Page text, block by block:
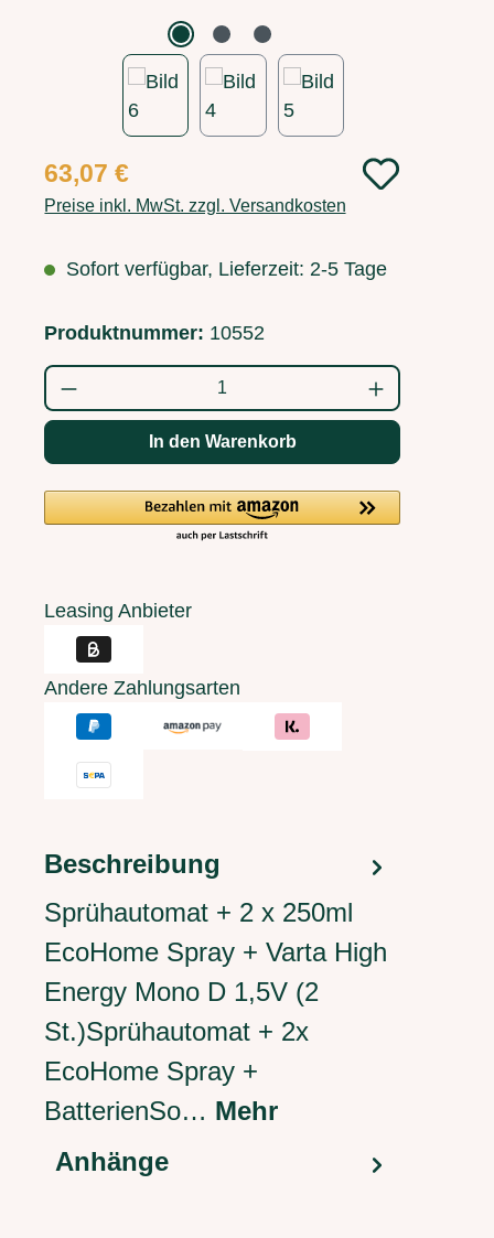
Regulärer Preis:
63,07 €
Preise inkl. MwSt. zzgl. Versandkosten
Sofort verfügbar, Lieferzeit: 2-5 Tage
Produktnummer: 10552
Produkt Anzahl: Gib den gewünschten
In den Warenkorb
Leasing Anbieter
Andere Zahlungsarten
Beschreibung
Sprühautomat + 2 x 250ml
EcoHome Spray + Varta High
Energy Mono D 1,5V (2
St.)Sprühautomat + 2x
EcoHome Spray +
BatterienSo… Mehr
Anhänge